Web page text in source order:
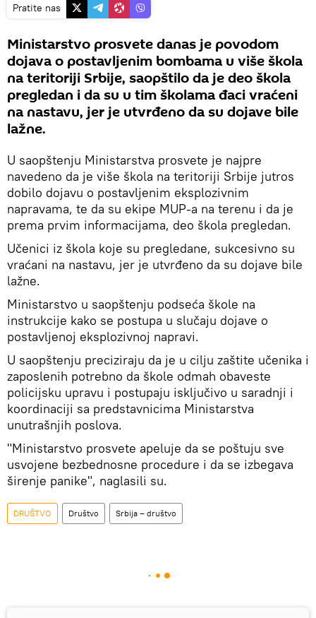
Pratite nas
Ministarstvo prosvete danas je povodom
dojava o postavljenim bombama u više škola
na teritoriji Srbije, saopštilo da je deo škola
pregledan i da su u tim školama đaci vraćeni
na nastavu, jer je utvrđeno da su dojave bile
lažne.
U saopštenju Ministarstva prosvete je najpre
navedeno da je više škola na teritoriji Srbije jutros
dobilo dojavu o postavljenim eksplozivnim
napravama, te da su ekipe MUP-a na terenu i da je
prema prvim informacijama, deo škola pregledan.
Učenici iz škola koje su pregledane, sukcesivno su
vraćani na nastavu, jer je utvrđeno da su dojave bile
lažne.
Ministarstvo u saopštenju podseća škole na
instrukcije kako se postupa u slučaju dojave o
postavljenoj eksplozivnoj napravi.
U saopštenju preciziraju da je u cilju zaštite učenika i
zaposlenih potrebno da škole odmah obaveste
policijsku upravu i postupaju isključivo u saradnji i
koordinaciji sa predstavnicima Ministarstva
unutrašnjih poslova.
"Ministarstvo prosvete apeluje da se poštuju sve
usvojene bezbednosne procedure i da se izbegava
širenje panike", naglasili su.
DRUŠTVO Društvo Srbija – društvo